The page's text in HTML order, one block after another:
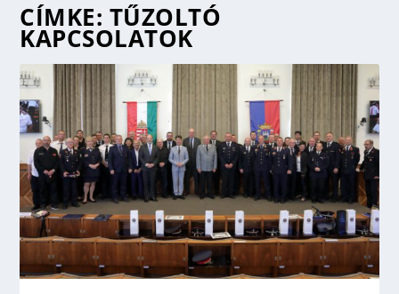
CÍMKE: TŰZOLTÓ
KAPCSOLATOK